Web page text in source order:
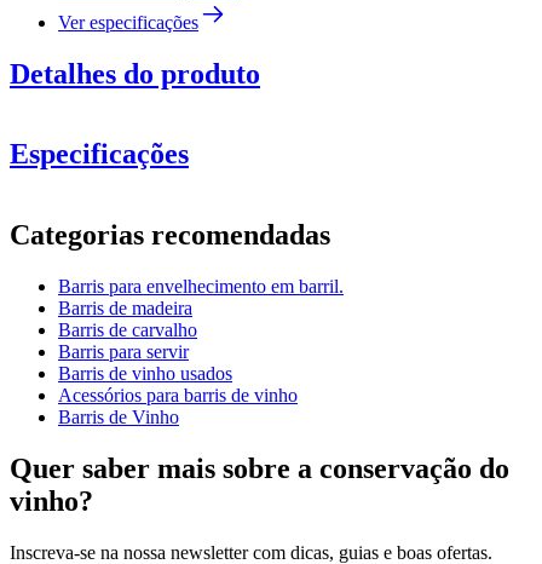
Ver especificações
Detalhes do produto
Especificações
Número do produtoUVZ500-M
Dimensões (LxAxP cm)
Peso (kg) 95
Categorias recomendadas
Barris para envelhecimento em barril.
Barris de madeira
Barris de carvalho
Barris para servir
Barris de vinho usados
Acessórios para barris de vinho
Barris de Vinho
Quer saber mais sobre a conservação do
vinho?
Inscreva-se na nossa newsletter com dicas, guias e boas ofertas.